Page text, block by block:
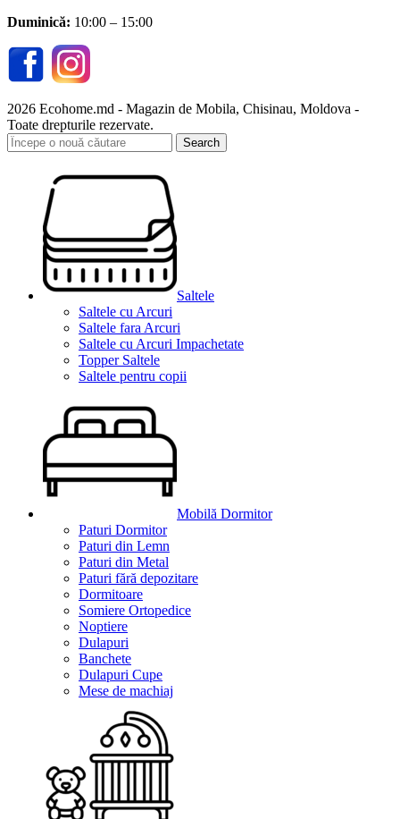
Duminică: 10:00 – 15:00
2026 Ecohome.md - Magazin de Mobila, Chisinau, Moldova -
Toate drepturile rezervate.
Search
Saltele
Saltele cu Arcuri
Saltele fara Arcuri
Saltele cu Arcuri Impachetate
Topper Saltele
Saltele pentru copii
Mobilă Dormitor
Paturi Dormitor
Paturi din Lemn
Paturi din Metal
Paturi fără depozitare
Dormitoare
Somiere Ortopedice
Noptiere
Dulapuri
Banchete
Dulapuri Cupe
Mese de machiaj